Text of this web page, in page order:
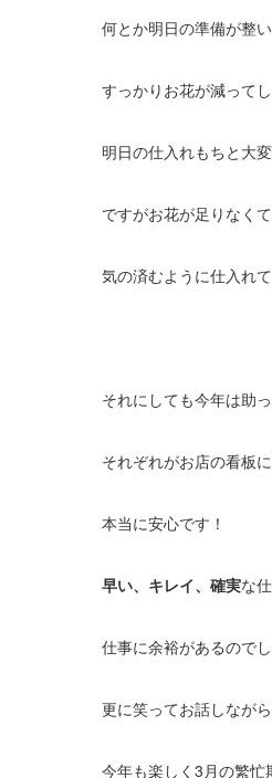
何とか明日の準備が整
すっかりお花が減って
明日の仕入れもちと大
ですがお花が足りなく
気の済むように仕入れ
それにしても今年は助
それぞれがお店の看板
本当に安心です！
早い、キレイ、確実な
仕事に余裕があるので
更に笑ってお話しなが
今年も楽しく3月の繁